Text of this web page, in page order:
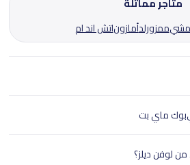
ممزورلدأمازوناتش اند ام
بوك ماي بت
والإقامة.يُساعدك لوفنديلز على العثور على
لوفن ديلز؟